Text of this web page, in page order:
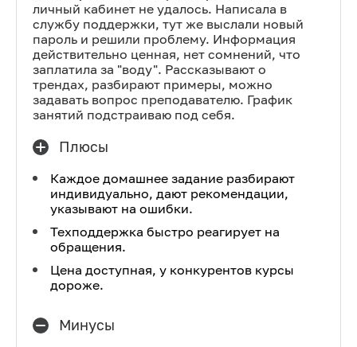
личный кабинет не удалось. Написала в
службу поддержки, тут же выслали новый
пароль и решили проблему. Информация
действительно ценная, нет сомнений, что
заплатила за "воду". Рассказывают о
трендах, разбирают примеры, можно
задавать вопрос преподавателю. График
занятий подстраиваю под себя.
Плюсы
Каждое домашнее задание разбирают
индивидуально, дают рекомендации,
указывают на ошибки.
Техподдержка быстро реагирует на
обращения.
Цена доступная, у конкурентов курсы
дороже.
Минусы